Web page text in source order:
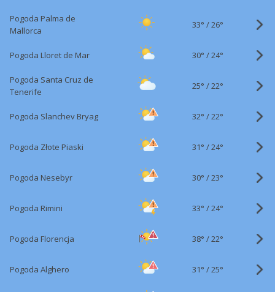
Pogoda Palma de
Mallorca
33° /26°
Pogoda Lloret de Mar 30° /24°
Pogoda Santa Cruz de
Tenerife
25° /22°
Pogoda Slanchev Bryag 32° /22°
Pogoda Złote Piaski 31° /24°
Pogoda Nesebyr 30° /23°
Pogoda Rimini 33° /24°
Pogoda Florencja 38° /22°
Pogoda Alghero 31° /25°